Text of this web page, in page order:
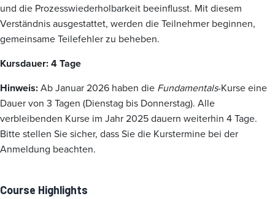
und die Prozesswiederholbarkeit beeinflusst. Mit diesem
Verständnis ausgestattet, werden die Teilnehmer beginnen,
gemeinsame Teilefehler zu beheben.
Kursdauer: 4 Tage
Hinweis:Ab Januar 2026 haben die Fundamentals-Kurse eine
Dauer von 3 Tagen (Dienstag bis Donnerstag). Alle
verbleibenden Kurse im Jahr 2025 dauern weiterhin 4 Tage.
Bitte stellen Sie sicher, dass Sie die Kurstermine bei der
Anmeldung beachten.
Course Highlights